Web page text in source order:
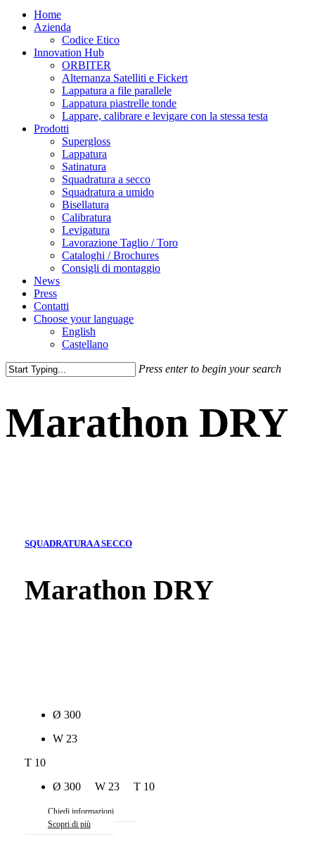
Home
Azienda
Codice Etico
Innovation Hub
ORBITER
Alternanza Satelliti e Fickert
Lappatura a file parallele
Lappatura piastrelle tonde
Lappare, calibrare e levigare con la stessa testa
Prodotti
Supergloss
Lappatura
Satinatura
Squadratura a secco
Squadratura a umido
Bisellatura
Calibratura
Levigatura
Lavorazione Taglio / Toro
Cataloghi / Brochures
Consigli di montaggio
News
Press
Contatti
Choose your language
English
Castellano
Press enter to begin your search
Marathon DRY
SQUADRATURA A SECCO
Marathon DRY
Ø 300
W 23
T 10
Ø 300 W 23 T 10
Chiedi informazioni
Scopri di più